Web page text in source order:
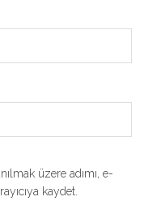
üzere adımı, e-
kaydet.